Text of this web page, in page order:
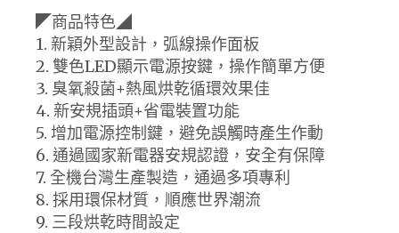
◤商品特色◢
1. 新穎外型設計，弧線操作面板
2. 雙色LED顯示電源按鍵，操作簡單方便
3. 臭氧殺菌+熱風烘乾循環效果佳
4. 新安規插頭+省電裝置功能
5. 增加電源控制鍵，避免誤觸時產生作動
6. 通過國家新電器安規認證，安全有保障
7. 全機台灣生產製造，通過多項專利
8. 採用環保材質，順應世界潮流
9. 三段烘乾時間設定